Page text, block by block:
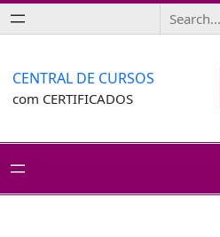
Saltar
para
conteúdo
Search
CENTRAL DE CURSOS
com CERTIFICADOS